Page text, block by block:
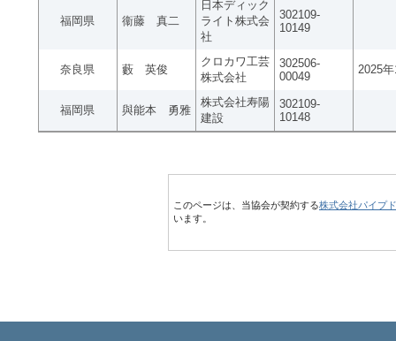
福岡県 衞藤 真二
日本ディック
ライト株式会
社
302109-
10149
奈良県 藪 英俊
クロカワ工芸
株式会社
302506-
00049
2025
福岡県 與能本 勇雅
株式会社寿陽
建設
302109-
10148
このページは、当協会が契約する株式会社パイプ
います。